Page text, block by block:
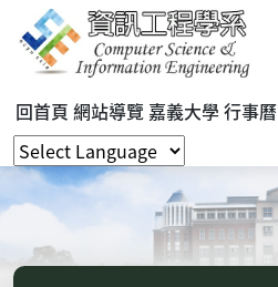
回首頁 網站導覽 嘉義大學行事曆